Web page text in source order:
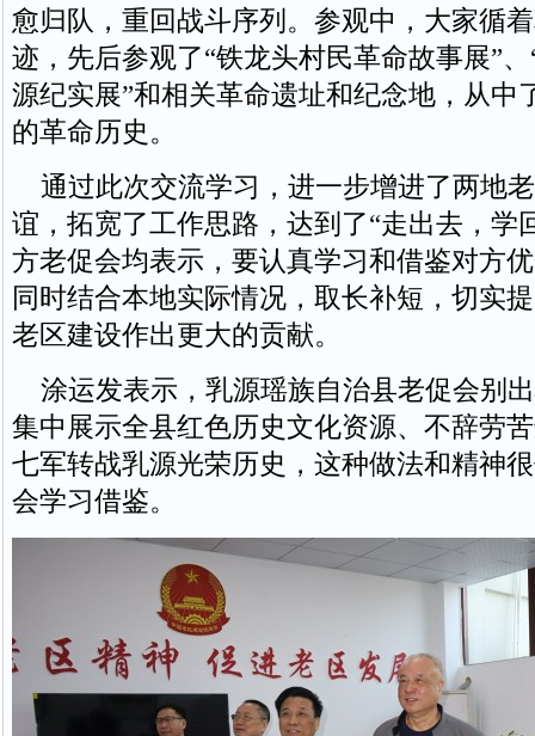
愈归队，重回战斗序列。参观中，大家循
迹，先后参观了“铁龙头村民革命故事展”
源纪实展”和相关革命遗址和纪念地，从中
的革命历史。
通过此次交流学习，进一步增进了两地
谊，拓宽了工作思路，达到了“走出去，学
方老促会均表示，要认真学习和借鉴对方
同时结合本地实际情况，取长补短，切实
老区建设作出更大的贡献。
涂运发表示，乳源瑶族自治县老促会别
集中展示全县红色历史文化资源、不辞劳
七军转战乳源光荣历史，这种做法和精神
会学习借鉴。